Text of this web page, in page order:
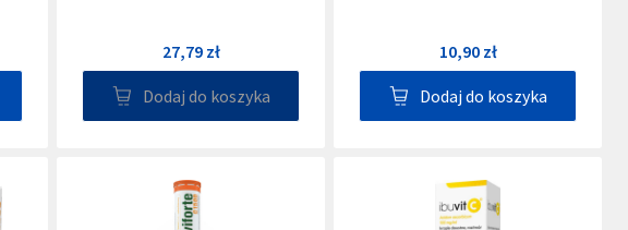
27,79 zł
Dodaj do koszyka
10,90 zł
Dodaj do koszyka